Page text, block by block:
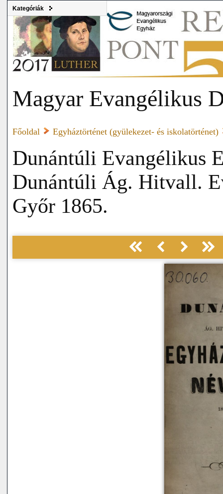
Kategóriák
Magyar Evangélikus
Főoldal Egyháztörténet (gyülekezet- és iskolatörténet)
Dunántúli Evangélikus
Dunántúli Ág. Hitvall.
Győr 1865.